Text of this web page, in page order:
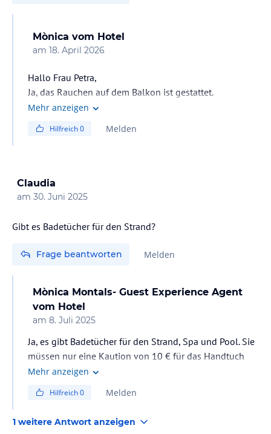
Mònica vom Hotel
am 18. April 2026
Hallo Frau Petra,
Ja, das Rauchen auf dem Balkon ist gestattet.
Bitte achte nur darauf, die Balkontür dabei geschlossen
Aschenbecher findest du normalerweise direkt draußen
Mehr anzeigen
Hilfreich0 Melden
Claudia
am 30. Juni 2025
Gibt es Badetücher für den Strand?
Frage beantworten Melden
Mònica Montals- Guest Experience Agent
vom Hotel
am 8. Juli 2025
Ja, es gibt Badetücher für den Strand, Spa und Pool. Sie
müssen nur eine Kaution von 10 € für das Handtuch
bezahlen, die am letzten Tag Ihres Aufenthalts
Mehr anzeigen
Hilfreich0 Melden
1 weitere Antwort anzeigen